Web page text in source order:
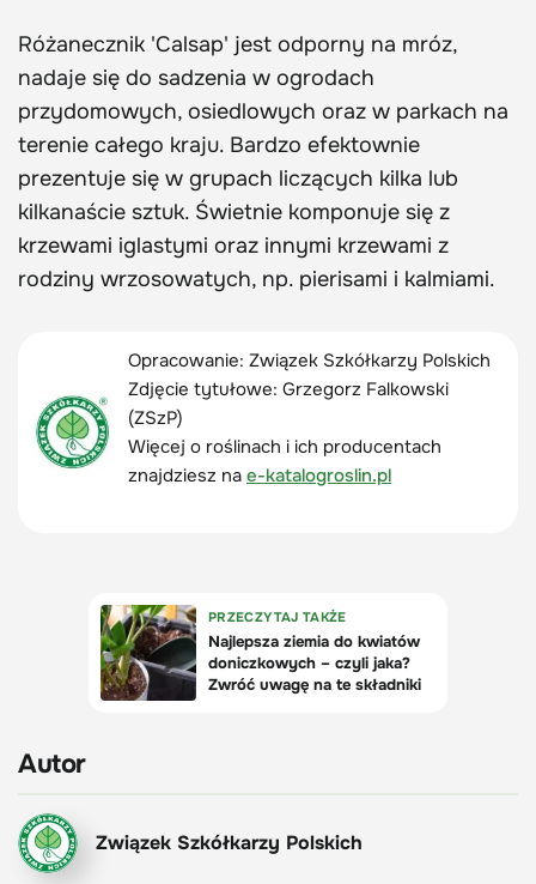
Różanecznik 'Calsap' jest odporny na mróz,
nadaje się do sadzenia w ogrodach
przydomowych, osiedlowych oraz w parkach na
terenie całego kraju. Bardzo efektownie
prezentuje się w grupach liczących kilka lub
kilkanaście sztuk. Świetnie komponuje się z
krzewami iglastymi oraz innymi krzewami z
rodziny wrzosowatych, np. pierisami i kalmiami.
Opracowanie: Związek Szkółkarzy Polskich
Zdjęcie tytułowe: Grzegorz Falkowski
(ZSzP)
Więcej o roślinach i ich producentach
znajdziesz na e-katalogroslin.pl
Autor
Związek Szkółkarzy Polskich